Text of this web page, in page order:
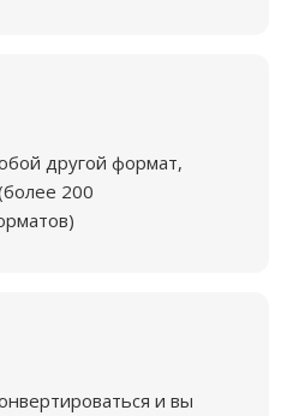
другой формат,
200
и вы